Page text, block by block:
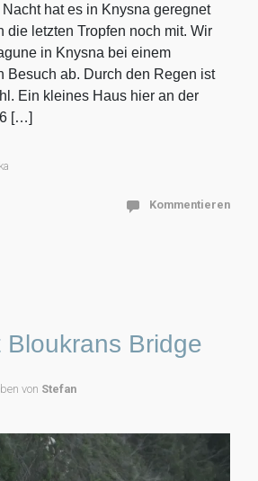
hat es in Knysna geregnet
die letzten Tropfen noch mit. Wir
in Knysna bei einem
Besuch ab. Durch den Regen ist
Ein kleines Haus hier an der
[…]
Kommentieren
Bloukrans Bridge
von Stefan